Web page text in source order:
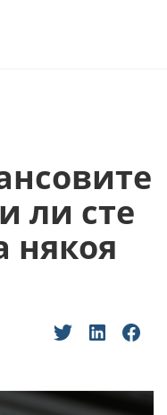
ли сте
някоя